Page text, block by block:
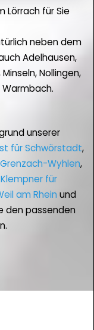
Lörrach für Sie
neben dem
Adelhausen,
Nollingen,
unserer
für Schwörstadt,
Wyhlen,
Klempner für
am Rhein und
den passenden